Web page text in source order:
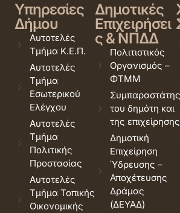
Υπηρεσίες
Δήμου
Αυτοτελές
Τμήμα Κ.Ε.Π.
Αυτοτελές
Τμήμα
Εσωτερικού
Ελέγχου
Αυτοτελές
Τμήμα
Πολιτικής
Προστασίας
Αυτοτελές
Τμήμα Τοπικής
Οικονομικής
Δημοτικές
Επιχειρήσει
ς & ΝΠΔΔ
Πολιτιστικός
Οργανισμός –
ΦΤΜΜ
Συμπαραστάτης
του δημότη και
της επιχείρησης
Δημοτική
Επιχείρηση
Ύδρευσης –
Αποχέτευσης
Δράμας
(ΔΕΥΑΔ)